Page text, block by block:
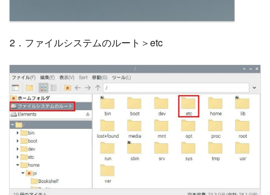
2．ファイルシステムのルート＞etc